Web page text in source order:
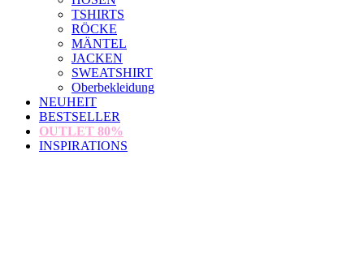
TSHIRTS
RÖCKE
MÄNTEL
JACKEN
SWEATSHIRT
Oberbekleidung
NEUHEIT
BESTSELLER
OUTLET 80%
INSPIRATIONS